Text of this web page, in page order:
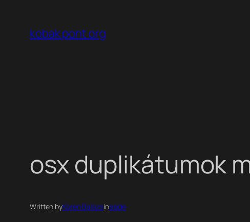
tartalomhoz
kobak pont org
osx duplikátumok
Written byKoren Balazsinaside